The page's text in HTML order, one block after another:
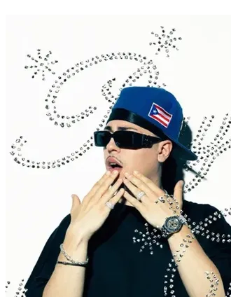
Pagina externă
Pagina externă
Pagina externă
Pagina externă
Videoclipuri